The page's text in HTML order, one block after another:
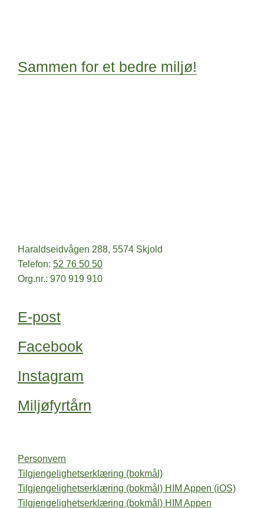
Sammen for et bedre miljø!
Haraldseidvågen 288, 5574 Skjold
Telefon: 52 76 50 50
Org.nr.: 970 919 910
E-post
Facebook
Instagram
Miljøfyrtårn
Personvern
Tilgjengelighetserklæring (bokmål)
Tilgjengelighetserklæring (bokmål) HIM Appen (iOS)
Tilgjengelighetserklæring (bokmål) HIM Appen